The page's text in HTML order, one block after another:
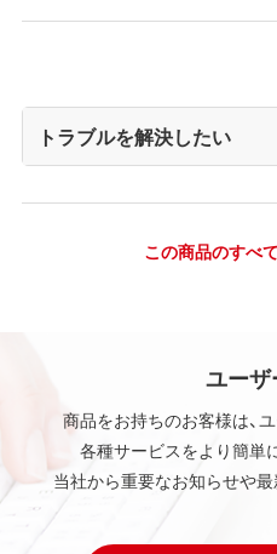
トラブルを解決したい
この商品のすべ
ユー
商品をお持ちのお客様は、
各種サービスをより簡単
当社から重要なお知らせや